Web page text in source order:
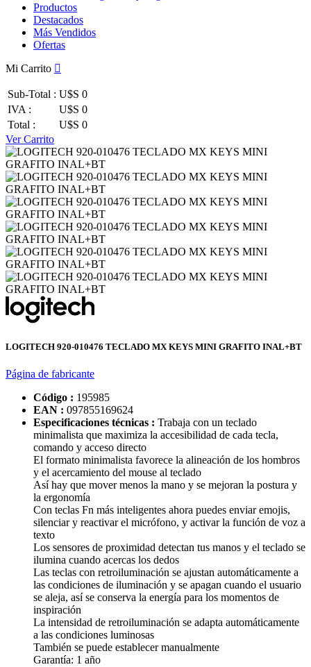
Productos
Destacados
Más Vendidos
Ofertas
Mi Carrito
Sub-Total : U$S 0
IVA :
U$S 0
Total :
U$S 0
Ver Carrito
LOGITECH 920-010476 TECLADO MX KEYS MINI GRAFITO INAL+BT
Página de fabricante
Código : 195985
EAN : 097855169624
Especificaciones técnicas : Trabaja con un teclado
minimalista que maximiza la accesibilidad de cada tecla,
comando y acceso directo
El formato minimalista favorece la alineación de los hombros
y el acercamiento del mouse al teclado
Así hay que mover menos la mano y se mejoran la postura y
la ergonomía
Con teclas Fn más inteligentes ahora puedes enviar emojis,
silenciar y reactivar el micrófono, y activar la función de voz a
texto
Los sensores de proximidad detectan tus manos y el teclado se
ilumina cuando acercas los dedos
Las teclas con retroiluminación se ajustan automáticamente a
las condiciones de iluminación y se apagan cuando el usuario
se aleja, así se conserva la energía para los momentos de
inspiración
La intensidad de retroiluminación se adapta automáticamente
a las condiciones luminosas
También se puede establecer manualmente
Garantía: 1 año